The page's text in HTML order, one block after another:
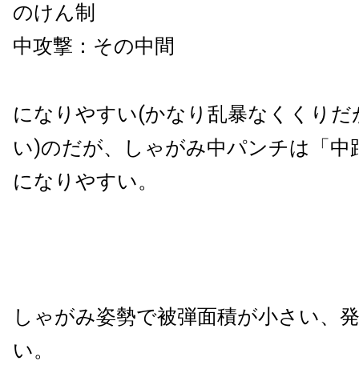
のけん制
中攻撃：その中間
になりやすい(かなり乱暴なくくりだ
い)のだが、しゃがみ中パンチは「中
になりやすい。
しゃがみ姿勢で被弾面積が小さい、
い。